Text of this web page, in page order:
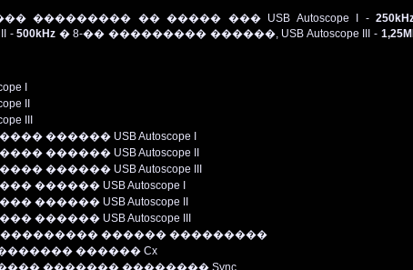
��������� �� ����� ��� USB Autoscope I -
-500kHz � 8-�� ��������� ������, USB Autoscope III -
I
II
III
������USB Autoscope I
������ USB Autoscope II
������USB Autoscope III
������ USB Autoscope I
������ USB Autoscope II
������ USB Autoscope III
������ ���������
������ Cx
������� �������� Sync